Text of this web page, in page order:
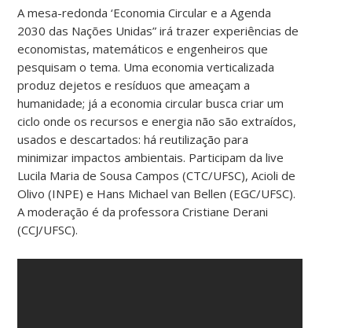
A mesa-redonda ‘Economia Circular e a Agenda
2030 das Nações Unidas” irá trazer experiências de
economistas, matemáticos e engenheiros que
pesquisam o tema. Uma economia verticalizada
produz dejetos e resíduos que ameaçam a
humanidade; já a economia circular busca criar um
ciclo onde os recursos e energia não são extraídos,
usados e descartados: há reutilização para
minimizar impactos ambientais. Participam da live
Lucila Maria de Sousa Campos (CTC/UFSC), Acioli de
Olivo (INPE) e Hans Michael van Bellen (EGC/UFSC).
A moderação é da professora Cristiane Derani
(CCJ/UFSC).